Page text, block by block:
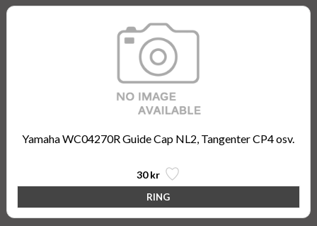
Yamaha WC04270R Guide Cap NL2, Tangenter CP4 osv.
30 kr